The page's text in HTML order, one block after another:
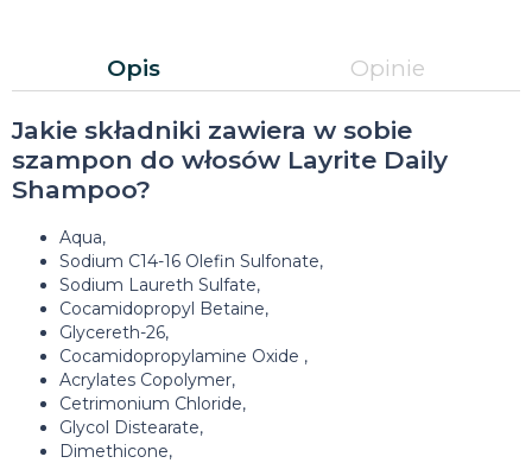
Opis Opinie
Jakie składniki zawiera w sobie
szampon do włosów Layrite Daily
Shampoo?
Aqua,
Sodium C14-16 Olefin Sulfonate,
Sodium Laureth Sulfate,
Cocamidopropyl Betaine,
Glycereth-26,
Cocamidopropylamine Oxide ,
Acrylates Copolymer,
Cetrimonium Chloride,
Glycol Distearate,
Dimethicone,